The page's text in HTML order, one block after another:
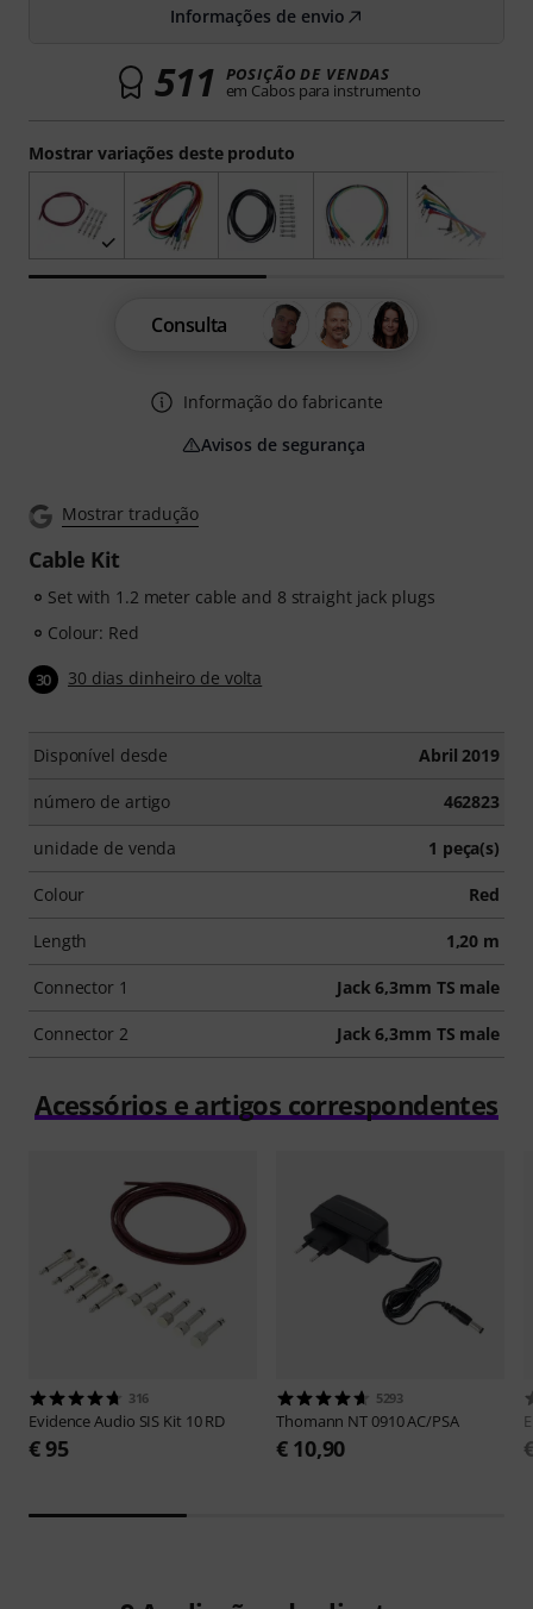
Mostrar tradução
Cable Kit
Set with 1.2 meter cable and 8 straight jack plugs
Colour: Red
30 30 dias dinheiro de volta
Disponível desde Abril 2019
número de artigo 462823
unidade de venda 1 peça(s)
Colour Red
Length 1,20 m
Connector 1 Jack 6,3mm TS male
Connector 2 Jack 6,3mm TS male
Mostrar variações deste produto
Informações de envio
511 POSIÇÃO DE VENDAS
em Cabos para instrumento
Consulta
Informação do fabricante
Avisos de segurança
Acessórios e artigos correspondentes
316
Evidence Audio SIS Kit 10 RD
€ 95
5293
Thomann NT 0910 AC/PSA
€ 10,90